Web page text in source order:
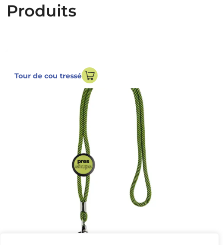
Produits
Tour de cou tressé